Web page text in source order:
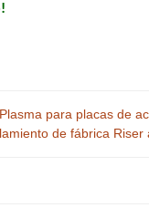
para placas de
de fábrica